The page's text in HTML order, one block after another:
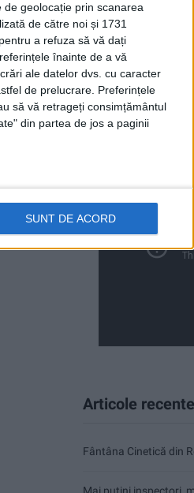
geolocație prin scanarea
de către noi și 1731
a refuza să vă dați
înainte de a vă
ale datelor dvs. cu caracter
de prelucrare. Preferințele
să vă retrageți consimțământul
din partea de jos a paginii
SUNT DE ACORD
Articole recente
Fântâna Cinetică din